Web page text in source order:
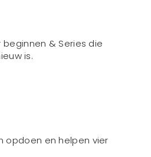
& Series die
is.
opdoen en helpen vier